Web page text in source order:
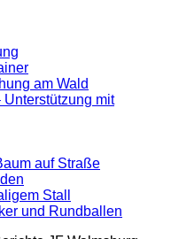
am Wald
mit
auf Straße
Stall
und Rundballen